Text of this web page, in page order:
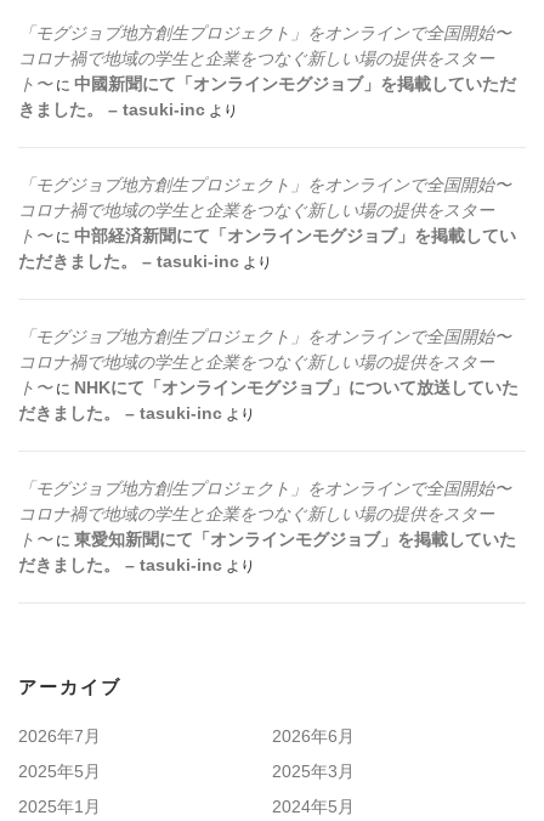
「モグジョブ地方創生プロジェクト」をオンラインで全国開始〜
コロナ禍で地域の学生と企業をつなぐ新しい場の提供をスター
ト〜に 中國新聞にて「オンラインモグジョブ」を掲載していただ
きました。 – tasuki-inc より
「モグジョブ地方創生プロジェクト」をオンラインで全国開始〜
コロナ禍で地域の学生と企業をつなぐ新しい場の提供をスター
ト〜に 中部経済新聞にて「オンラインモグジョブ」を掲載してい
ただきました。 – tasuki-inc より
「モグジョブ地方創生プロジェクト」をオンラインで全国開始〜
コロナ禍で地域の学生と企業をつなぐ新しい場の提供をスター
ト〜に NHKにて「オンラインモグジョブ」について放送していた
だきました。 – tasuki-inc より
「モグジョブ地方創生プロジェクト」をオンラインで全国開始〜
コロナ禍で地域の学生と企業をつなぐ新しい場の提供をスター
ト〜に 東愛知新聞にて「オンラインモグジョブ」を掲載していた
だきました。 – tasuki-inc より
アーカイブ
2026年7月
2026年6月
2025年5月
2025年3月
2025年1月
2024年5月